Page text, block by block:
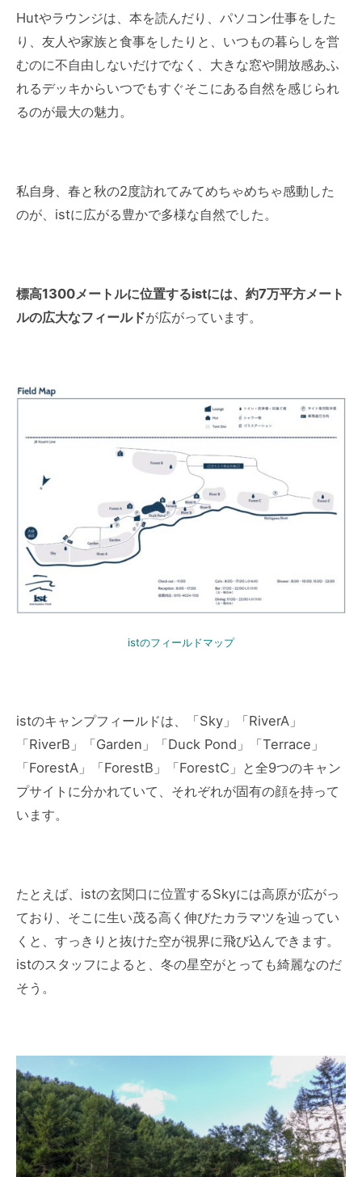
Hutやラウンジは、本を読んだり、パソコン仕事をした
り、友人や家族と食事をしたりと、いつもの暮らしを営
むのに不自由しないだけでなく、大きな窓や開放感あふ
れるデッキからいつでもすぐそこにある自然を感じられ
るのが最大の魅力。
私自身、春と秋の2度訪れてみてめちゃめちゃ感動した
のが、istに広がる豊かで多様な自然でした。
標高1300メートルに位置するistには、約7万平方メート
ルの広大なフィールドが広がっています。
istのフィールドマップ
istのキャンプフィールドは、「Sky」「RiverA」
「RiverB」「Garden」「Duck Pond」「Terrace」
「ForestA」「ForestB」「ForestC」と全9つのキャン
プサイトに分かれていて、それぞれが固有の顔を持って
います。
たとえば、istの玄関口に位置するSkyには高原が広がっ
ており、そこに生い茂る高く伸びたカラマツを辿ってい
くと、すっきりと抜けた空が視界に飛び込んできます。
istのスタッフによると、冬の星空がとっても綺麗なのだ
そう。